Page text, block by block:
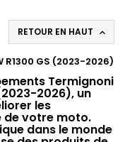
RETOUR EN HAUT 
GS (2023-2026)
Termignoni
2026), un
les
de votre moto.
dans le monde